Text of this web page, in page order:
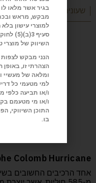
| שעונים ותכשיטים
Colomb Hurricane
אחד הרכיבים החשובים
מבקש, מראש
למוצרי עישון בלא
סעיף
השיווק של מוצרי
הנני מבקש
הצהרתי זו,
ומלאה של מעשיי
למי מטעמי כל
ו/או תביעה כלפי
ו/או מי מטעמם
התוכן השיווקי,
בו.